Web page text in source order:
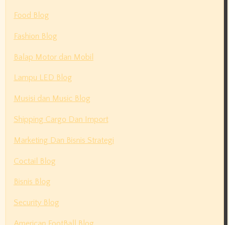
Food Blog
Fashion Blog
Balap Motor dan Mobil
Lampu LED Blog
Musisi dan Music Blog
Shipping Cargo Dan Import
Marketing Dan Bisnis Strategi
Coctail Blog
Bisnis Blog
Security Blog